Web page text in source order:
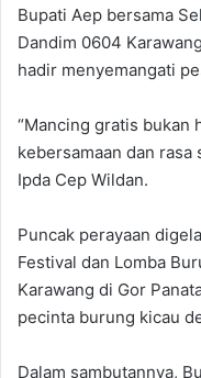
Bupati Aep bersama
Dandim 0604
hadir menyemangati
‎“Mancing gratis bukan
kebersamaan dan rasa
Ipda Cep Wildan.
‎Puncak perayaan
Festival dan Lomba
Karawang di Gor
pecinta burung kicau
‎Dalam sambutannya,